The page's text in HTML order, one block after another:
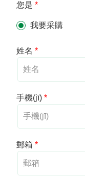
您是 *
我要采購
姓名 *
手機(jī) *
郵箱 *